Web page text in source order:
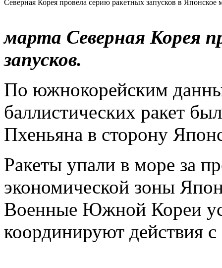
Северная Корея провела серию ракетных запусков в Японское
марта Северная Корея
запусков.
По южнокорейским
баллистических ракет
Пхеньяна в сторону
Ракеты упали в море за
экономической зоны
Военные Южной Кореи
координируют